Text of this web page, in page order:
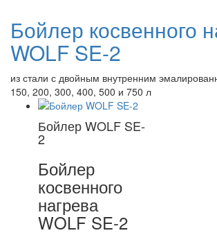
Бойлер косвенного
WOLF SE-2
из стали с двойным внутренним
150, 200, 300, 400, 500 и 750 л
Бойлер WOLF SE-
2
Бойлер
косвенного
нагрева
WOLF SE-2